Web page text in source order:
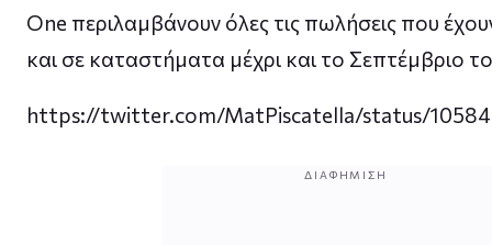
One περιλαμβάνουν όλες τις πωλήσεις που
και σε καταστήματα μέχρι και το Σεπτέμβριο
https://twitter.com/MatPiscatella/status/
ΔΙΑΦΉΜΙΣΗ